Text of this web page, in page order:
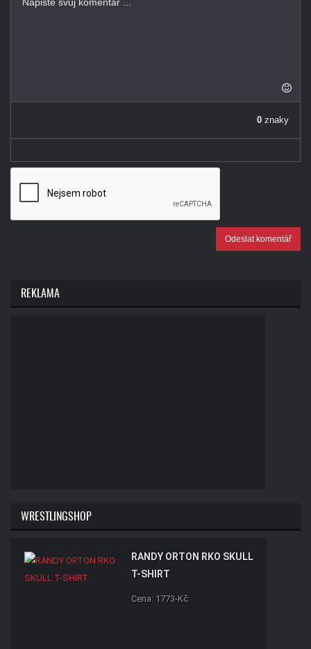
-
-
0 znaky
Odeslat komentář
REKLAMA
WRESTLINGSHOP
RANDY ORTON RKO SKULL
T-SHIRT
Cena: 1773-Kč